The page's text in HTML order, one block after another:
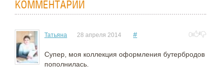
КОММЕНТАРИИ
Татьяна 28 апреля 2014 # 0
Супер, моя коллекция оформления бутербродов
пополнилась.